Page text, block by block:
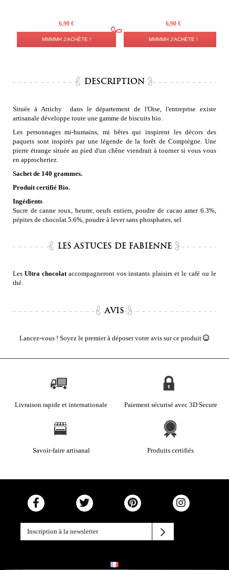
6,90 €
MMMMH J'ACHÈTE !
6,90 €
MMMMH J'ACHÈTE !
DESCRIPTION
Située à Attichy dans le département de l'Oise, l'entreprise existe
artisanale développe toute une gamme de biscuits bio.
Les personnages mi-humains, mi bêtes qui inspirent les décors des
paquets sont inspirés par une légende de la forêt de Compiègne. Une
pierre étrange située au pied d'un chêne viendrait à tourner si vous vous
en approcheriez.
Sachet de 140 grammes.
Produit certifié Bio.
Ingédients
Sucre de canne roux, beurre, oeufs entiers, poudre de cacao amer 6.3%,
pépites de chocolat 5.6%, poudre à lever sans phosphates, sel.
LES ASTUCES DE FABIENNE
LesUltra chocolataccompagneront vos instants plaisirs et le café ou le
thé.
AVIS
Lancez-vous ! Soyez le premier à déposer votre avis sur ce produit
Livraison rapide et internationale Paiement sécurisé avec 3D Secure
Savoir-faire artisanal Produits certifiés